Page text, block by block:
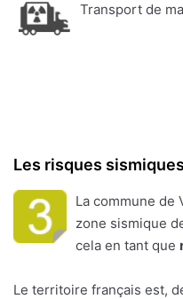
Transport de
Les risques sismiques
La commune de
zone sismique
cela en tant que
Le territoire français est,